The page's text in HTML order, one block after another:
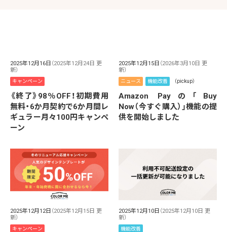
2025年12月16日 （2025年12月24日 更
新）
キャンペーン
《終了》98％OFF！初期費用
無料・6か月契約で6か月間レ
ギュラー月々100円キャンペ
ーン
2025年12月15日 （2026年3月10日 更
新）
ニュース 機能改善 （pickup）
Amazon Payの「Buy
Now（今すぐ購入）」機能の提
供を開始しました
2025年12月12日 （2025年12月15日 更
新）
キャンペーン
2025年12月10日 （2025年12月10日 更
新）
機能改善